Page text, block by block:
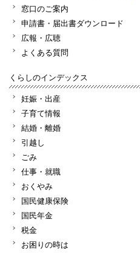
窓口のご案内
申請書・届出書ダウンロード
広報・広聴
よくある質問
くらしのインデックス
妊娠・出産
子育て情報
結婚・離婚
引越し
ごみ
仕事・就職
おくやみ
国民健康保険
国民年金
税金
お困りの時は